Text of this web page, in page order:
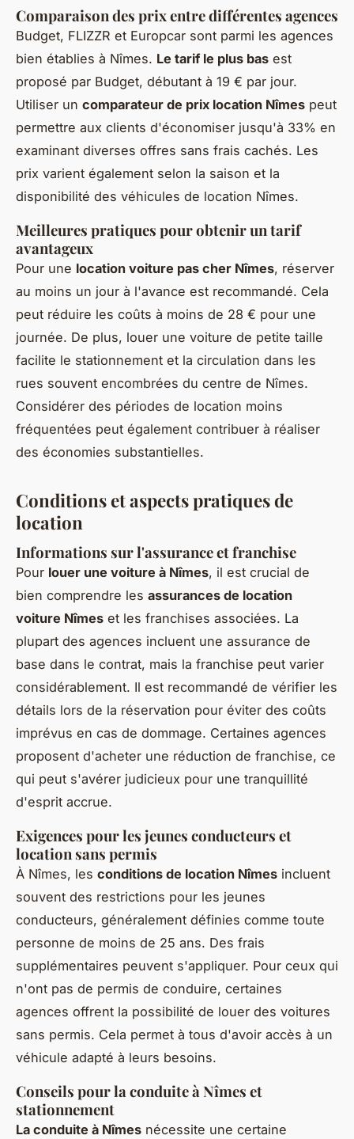
Comparaison des prix entre différentes agences
Budget, FLIZZR et Europcar sont parmi les agences
bien établies à Nîmes. Le tarif le plus bas est
proposé par Budget, débutant à 19 € par jour.
Utiliser un comparateur de prix location Nîmes peut
permettre aux clients d'économiser jusqu'à 33% en
examinant diverses offres sans frais cachés. Les
prix varient également selon la saison et la
disponibilité des véhicules de location Nîmes.
Meilleures pratiques pour obtenir un tarif
avantageux
Pour une location voiture pas cher Nîmes, réserver
au moins un jour à l'avance est recommandé. Cela
peut réduire les coûts à moins de 28 € pour une
journée. De plus, louer une voiture de petite taille
facilite le stationnement et la circulation dans les
rues souvent encombrées du centre de Nîmes.
Considérer des périodes de location moins
fréquentées peut également contribuer à réaliser
des économies substantielles.
Conditions et aspects pratiques de
location
Informations sur l'assurance et franchise
Pour louer une voiture à Nîmes, il est crucial de
bien comprendre les assurances de location
voiture Nîmes et les franchises associées. La
plupart des agences incluent une assurance de
base dans le contrat, mais la franchise peut varier
considérablement. Il est recommandé de vérifier les
détails lors de la réservation pour éviter des coûts
imprévus en cas de dommage. Certaines agences
proposent d'acheter une réduction de franchise, ce
qui peut s'avérer judicieux pour une tranquillité
d'esprit accrue.
Exigences pour les jeunes conducteurs et
location sans permis
À Nîmes, les conditions de location Nîmes incluent
souvent des restrictions pour les jeunes
conducteurs, généralement définies comme toute
personne de moins de 25 ans. Des frais
supplémentaires peuvent s'appliquer. Pour ceux qui
n'ont pas de permis de conduire, certaines
agences offrent la possibilité de louer des voitures
sans permis. Cela permet à tous d'avoir accès à un
véhicule adapté à leurs besoins.
Conseils pour la conduite à Nîmes et
stationnement
La conduite à Nîmes nécessite une certaine